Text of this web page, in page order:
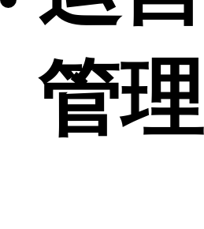
管理